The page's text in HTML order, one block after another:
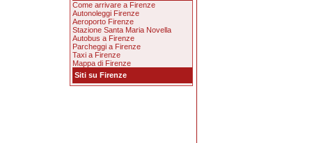
Come arrivare a Firenze
Autonoleggi Firenze
Aeroporto Firenze
Stazione Santa Maria Novella
Autobus a Firenze
Parcheggi a Firenze
Taxi a Firenze
Mappa di Firenze
Siti su Firenze